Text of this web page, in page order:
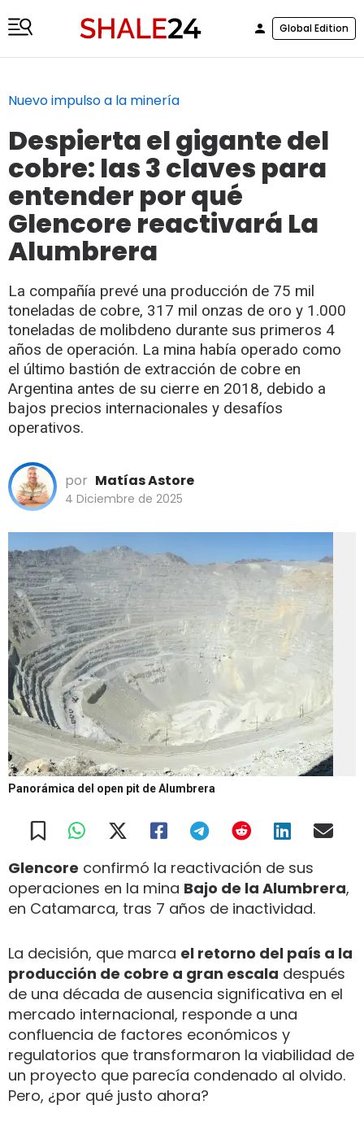
Global Edition
Nuevo impulso a la minería
Despierta el gigante del
cobre: las 3 claves para
entender por qué
Glencore reactivará La
Alumbrera
La compañía prevé una producción de 75 mil
toneladas de cobre, 317 mil onzas de oro y 1.000
toneladas de molibdeno durante sus primeros 4
años de operación. La mina había operado como
el último bastión de extracción de cobre en
Argentina antes de su cierre en 2018, debido a
bajos precios internacionales y desafíos
operativos.
por Matías Astore
4 Diciembre de 2025
Panorámica del open pit de Alumbrera
Glencore confirmó la reactivación de sus
operaciones en la mina Bajo de la Alumbrera,
en Catamarca, tras 7 años de inactividad.
La decisión, que marca el retorno del país a la
producción de cobre a gran escala después
de una década de ausencia significativa en el
mercado internacional, responde a una
confluencia de factores económicos y
regulatorios que transformaron la viabilidad de
un proyecto que parecía condenado al olvido.
Pero, ¿por qué justo ahora?